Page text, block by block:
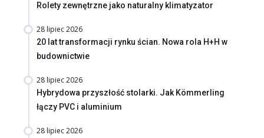
Rolety zewnętrzne jako naturalny klimatyzator
28 lipiec 2026
20 lat transformacji rynku ścian. Nowa rola H+H w
budownictwie
28 lipiec 2026
Hybrydowa przyszłość stolarki. Jak Kömmerling
łączy PVC i aluminium
28 lipiec 2026